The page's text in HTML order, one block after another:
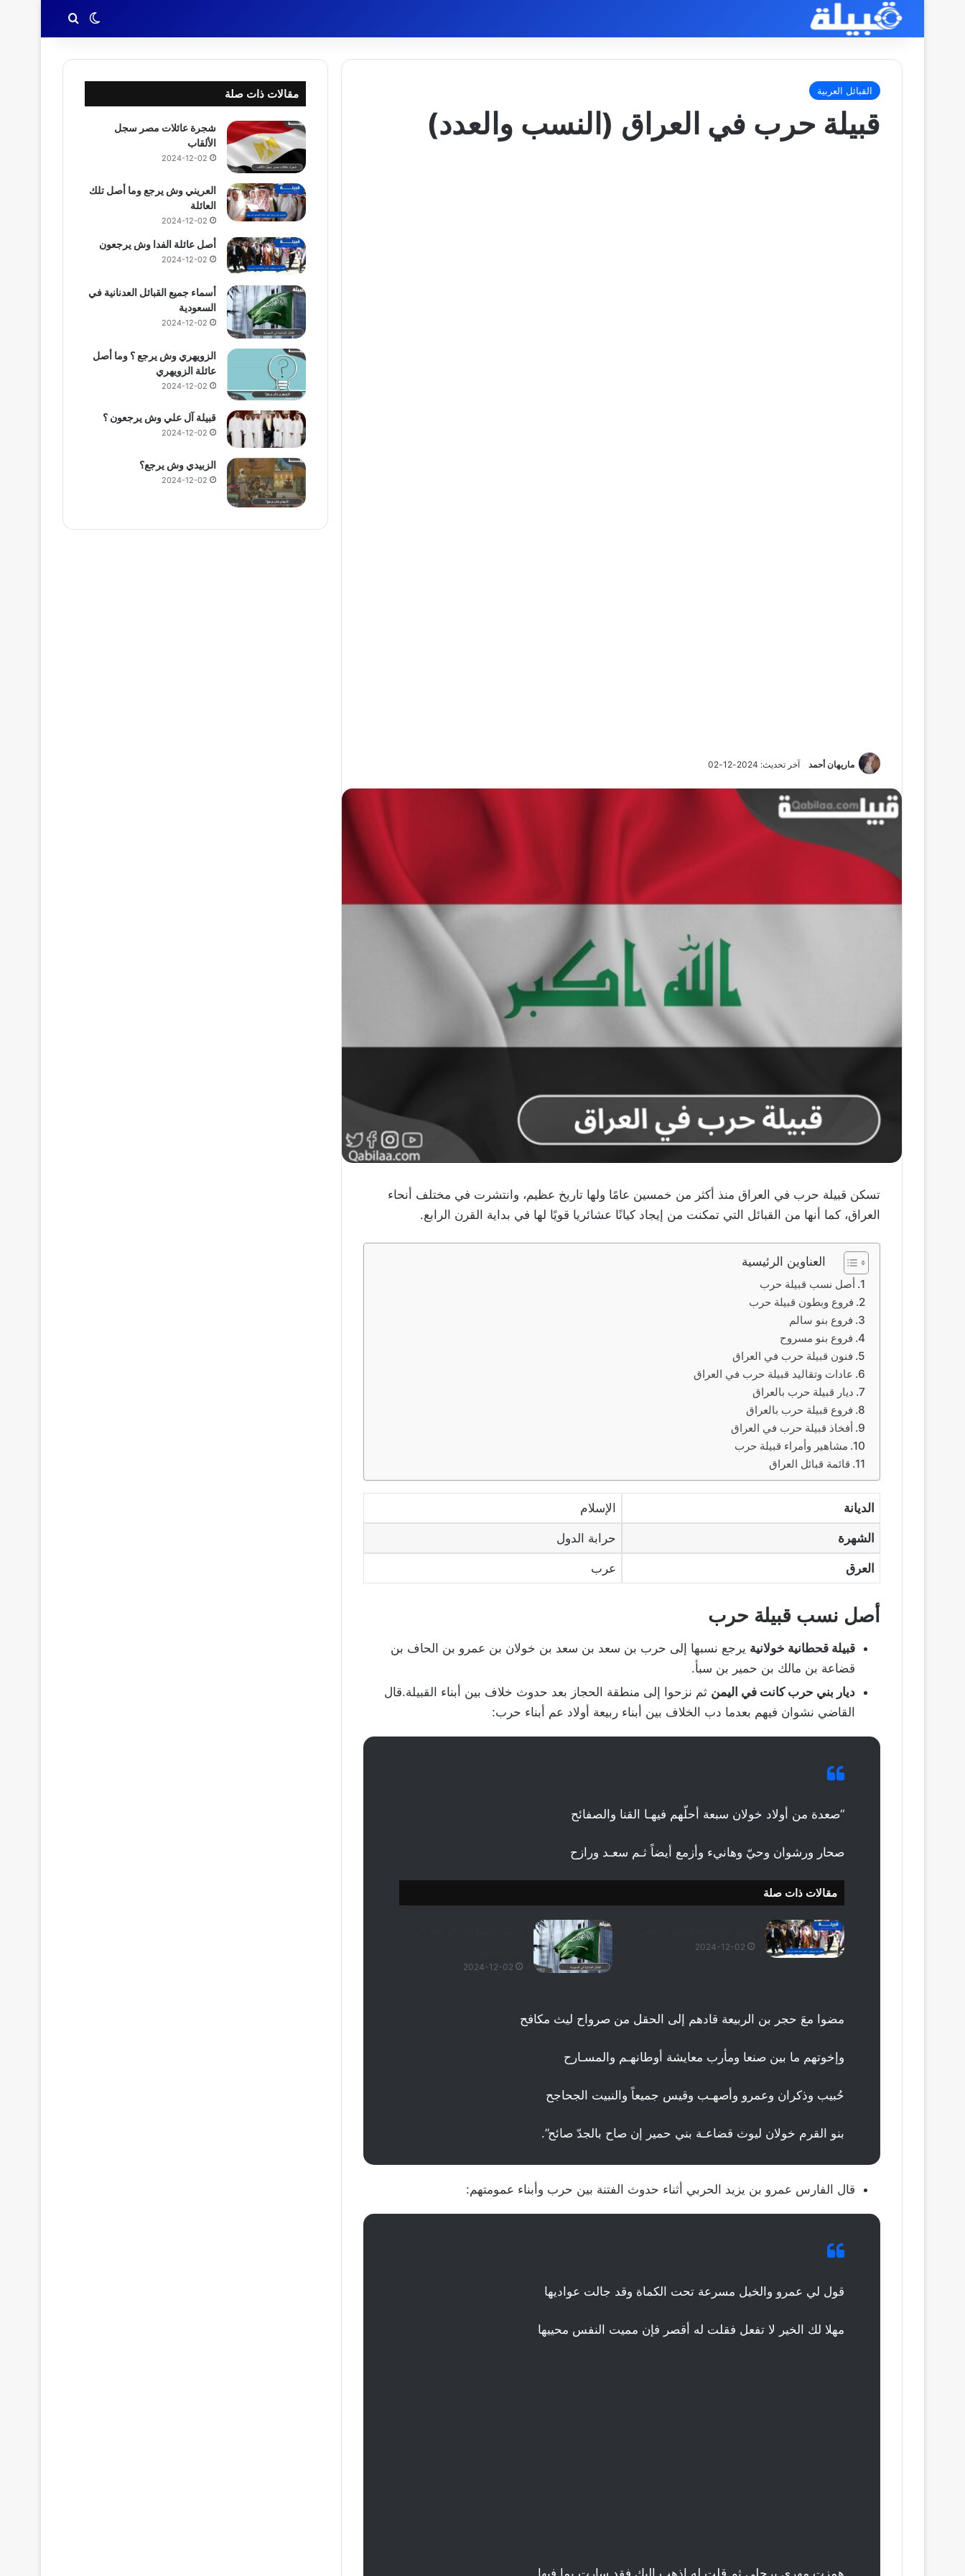
الوضع المظلم
بحث عن
القبائل العربية
قبيلة حرب في العراق (النسب والعدد)
ماريهان أحمد آخر تحديث: 2024-12-02
تسكن قبيلة حرب في العراق منذ أكثر من خمسين عامًا ولها تاريخ عظيم، وانتشرت في مختلف أنحاء
العراق، كما أنها من القبائل التي تمكنت من إيجاد كيانًا عشائريا قويًا لها في بداية القرن الرابع.
العناوين الرئيسية
أصل نسب قبيلة حرب
فروع وبطون قبيلة حرب
فروع بنو سالم
فروع بنو مسروح
فنون قبيلة حرب في العراق
عادات وتقاليد قبيلة حرب في العراق
ديار قبيلة حرب بالعراق
فروع قبيلة حرب بالعراق
أفخاذ قبيلة حرب في العراق
مشاهير وأمراء قبيلة حرب
قائمة قبائل العراق
الديانة الإسلام
الشهرة حرابة الدول
العرق عرب
أصل نسب قبيلة حرب
قبيلة قحطانية خولانية يرجع نسبها إلى حرب بن سعد بن سعد بن خولان بن عمرو بن الحاف بن
قضاعة بن مالك بن حمير بن سبأ.
ديار بني حرب كانت في اليمن ثم نزحوا إلى منطقة الحجاز بعد حدوث خلاف بين أبناء القبيلة.قال
القاضي نشوان فيهم بعدما دب الخلاف بين أبناء ربيعة أولاد عم أبناء حرب:
“صعدة من أولاد خولان سبعة أحلّهم فيهـا القنا والصفائح
صحار ورشوان وحيّ وهانيء وأزمع أيضاً ثـم سعـد ورازح
مقالات ذات صلة
2024-12-02
2024-12-02
مضوا معَ حجر بن الربيعة قادهم إلى الحقل من صرواح ليث مكافح
وإخوتهم ما بين صنعا ومأرب معايشة أوطانهـم والمسـارح
حُبيب وذكران وعمرو وأصهـب وقيس جميعاً والنبيت الجحاجح
بنو القرم خولان ليوث قضاعـة بني حمير إن صاح بالجدّ صائح”.
قال الفارس عمرو بن يزيد الحربي أثناء حدوث الفتنة بين حرب وأبناء عمومتهم:
قول لي عمرو والخيل مسرعة تحت الكماة وقد جالت عواديها
مهلا لك الخير لا تفعل فقلت له أقصر فإن مميت النفس محييها
مقالات ذات صلة
شجرة عائلات مصر سجل
الألقاب
2024-12-02
العريني وش يرجع وما أصل تلك
العائلة
2024-12-02
أصل عائلة الفدا وش يرجعون
2024-12-02
أسماء جميع القبائل العدنانية في
السعودية
2024-12-02
الزويهري وش يرجع ؟ وما أصل
عائلة الزويهري
2024-12-02
قبيلة آل علي وش يرجعون ؟
2024-12-02
الزبيدي وش يرجع؟
2024-12-02